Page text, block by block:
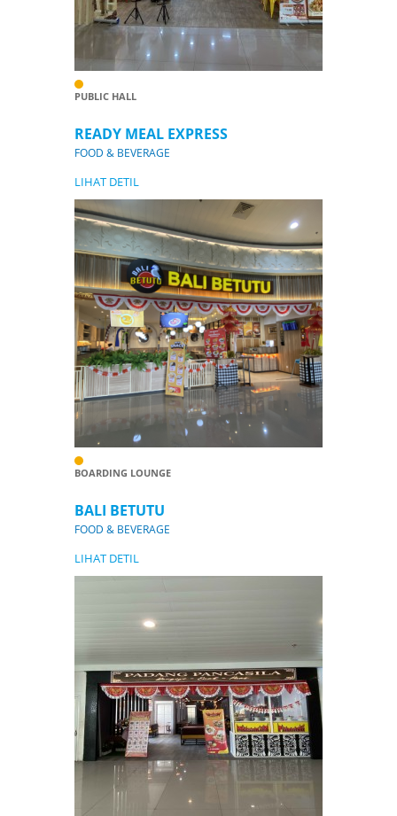
PUBLIC HALL
READY MEAL EXPRESS
FOOD & BEVERAGE
LIHAT DETIL
BOARDING LOUNGE
BALI BETUTU
FOOD & BEVERAGE
LIHAT DETIL